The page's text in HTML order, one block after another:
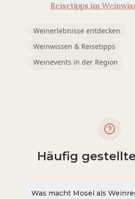
Reisetipps im
Weinerlebnisse entdecken
Weinwissen & Reisetipps
Weinevents in der Region
Häufig
Was macht Mosel als